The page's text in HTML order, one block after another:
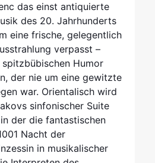
das einst antiquierte
des 20. Jahrhunderts
eine frische, gelegentlich
verpasst –
Humor
der nie um eine gewitzte
war. Orientalisch wird
sinfonischer Suite
der die fantastischen
Nacht der
in musikalischer